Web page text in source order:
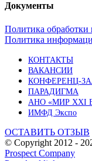
Документы
Политика
Политика
КОНТАКТЫ
ВАКАНСИИ
КОНФЕРЕНЦ-
ПАРАДИГМА
АНО «МИР XXI
ИМФД Экспо
ОСТАВИТЬ ОТЗЫВ
© Copyright 2012 -
Prospect Company